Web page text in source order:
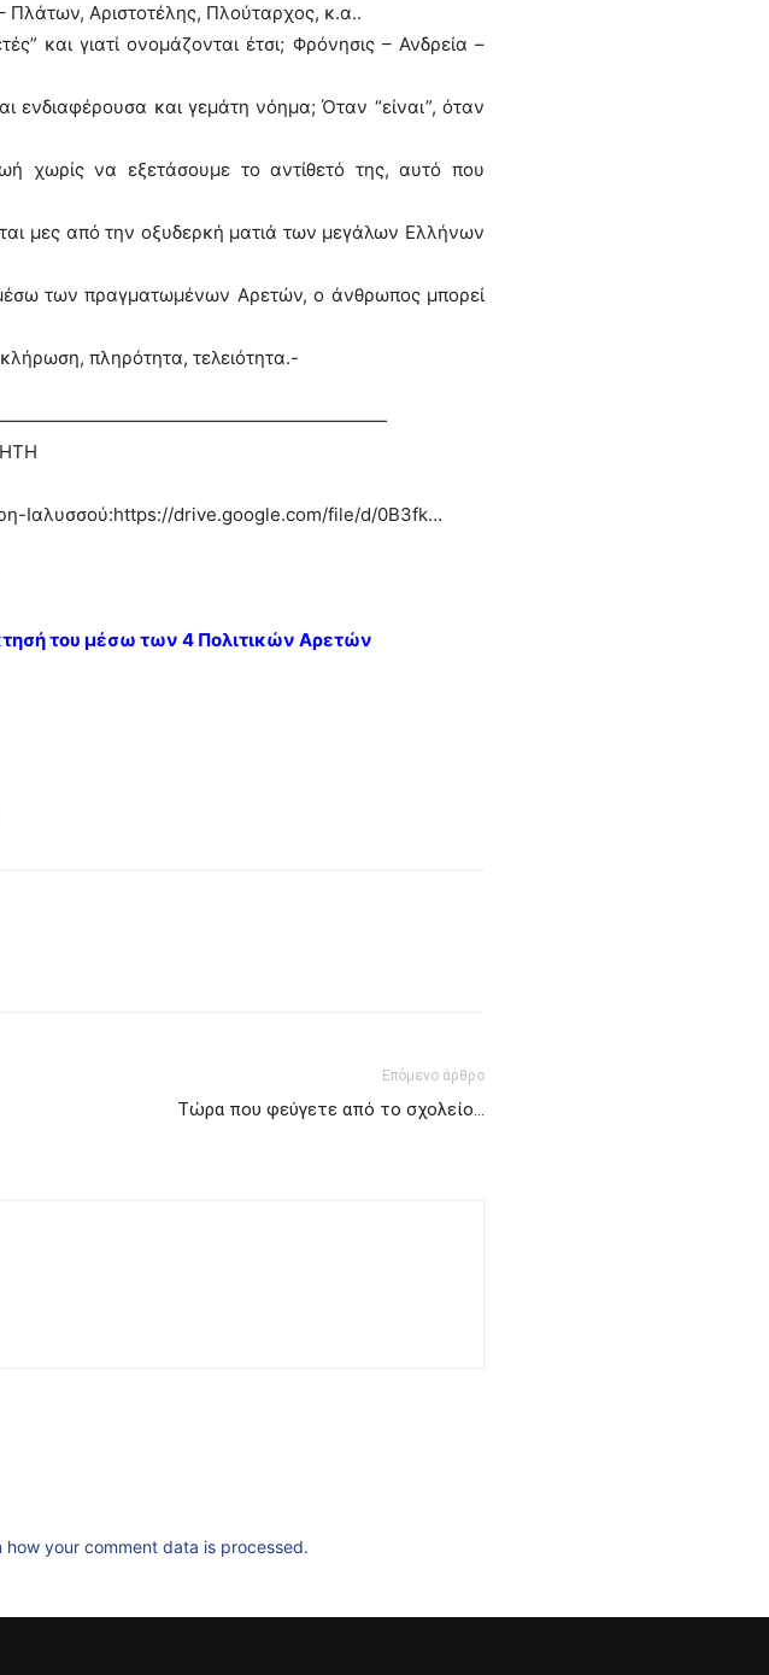
Αριστοτέλης, Πλούταρχος, κ.α..
και γιατί ονομάζονται έτσι; Φρόνησις – Ανδρεία –
ενδιαφέρουσα και γεμάτη νόημα; Όταν “είναι”, όταν
χωρίς να εξετάσουμε το αντίθετό της, αυτό που
μες από την οξυδερκή ματιά των μεγάλων Ελλήνων
των πραγματωμένων Αρετών, ο άνθρωπος μπορεί
πληρότητα, τελειότητα.-
Ιαλυσσού:https://drive.google.com/file/d/0B3fk…
του μέσω των 4 Πολιτικών Αρετών
Επόμενο άρθρο
Τώρα που φεύγετε από το σχολείο…
how your comment data is processed.